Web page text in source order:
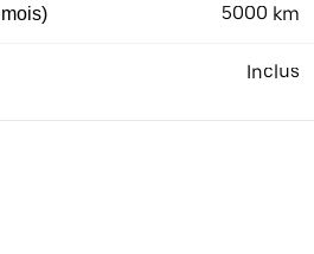
5000 km
Inclus